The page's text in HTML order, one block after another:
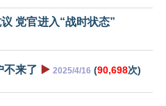
党官进入“战时状态”
不来了 ▶️ 2025/4/16 (90,698次)